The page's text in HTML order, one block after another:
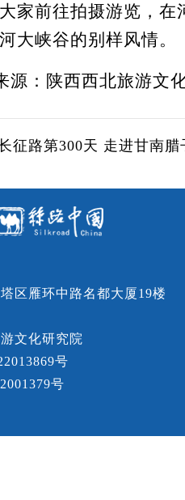
家前往拍摄游览，在
大峡谷的别样风情。
源：陕西西北旅游文
征路第300天 走进甘南腊
区雁环中路名都大厦19楼
文化研究院
号
号